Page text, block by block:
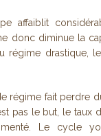
affaiblit
donc diminue la
régime drastique,
régime fait perdre
pas le but, le taux
Le cycle